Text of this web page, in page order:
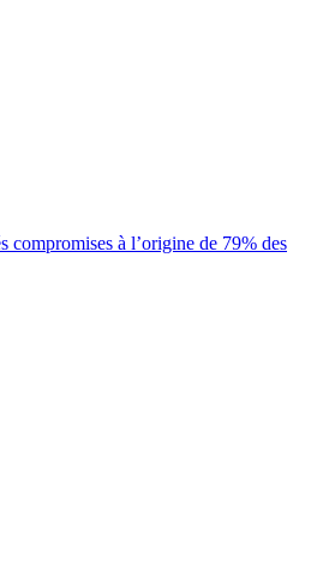
compromises à l’origine de 79% des